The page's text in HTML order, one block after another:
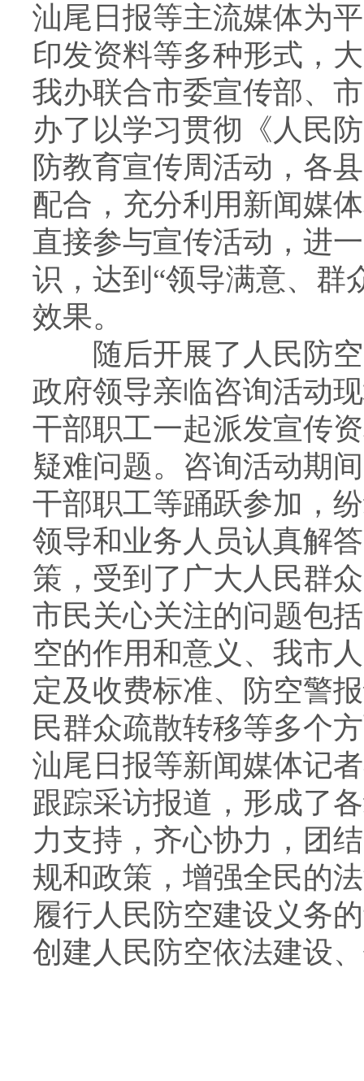
汕尾日报等主流媒体为
印发资料等多种形式，
我办联合市委宣传部、
办了以学习贯彻《人民
防教育宣传周活动，各
配合，充分利用新闻媒
直接参与宣传活动，进
识，达到“领导满意、群
效果。
随后开展了人民防空
政府领导亲临咨询活动
干部职工一起派发宣传
疑难问题。咨询活动期
干部职工等踊跃参加，
领导和业务人员认真解
策，受到了广大人民群
市民关心关注的问题包
空的作用和意义、我市
定及收费标准、防空警
民群众疏散转移等多个
汕尾日报等新闻媒体记
跟踪采访报道，形成了
力支持，齐心协力，团
规和政策，增强全民的
履行人民防空建设义务
创建人民防空依法建设